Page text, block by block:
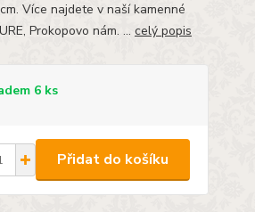
Více najdete v naší kamenné
Prokopovo nám. ... celý popis
6 ks
Přidat do košíku